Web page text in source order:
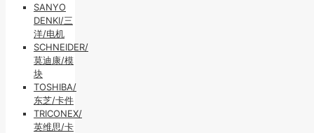
SANYO
DENKI/三
洋/电机
SCHNEIDER/
莫迪康/模
块
TOSHIBA/
东芝/卡件
TRICONEX/
英维思/卡